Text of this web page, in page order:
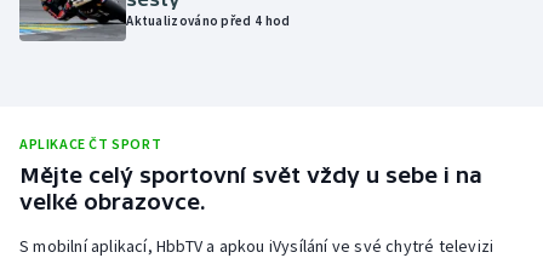
Rychlobruslení
Aktualizováno před 4 hod
APLIKACE ČT SPORT
Mějte celý sportovní svět vždy u sebe i na
velké obrazovce.
S mobilní aplikací, HbbTV a apkou iVysílání ve své chytré televizi